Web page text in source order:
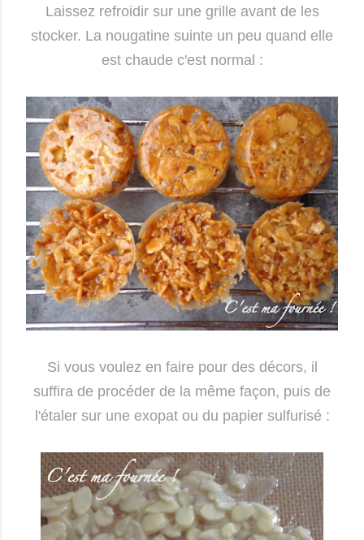
Laissez refroidir sur une grille avant de les
stocker. La nougatine suinte un peu quand elle
est chaude c'est normal :
Si vous voulez en faire pour des décors, il
suffira de procéder de la même façon, puis de
l'étaler sur une exopat ou du papier sulfurisé :